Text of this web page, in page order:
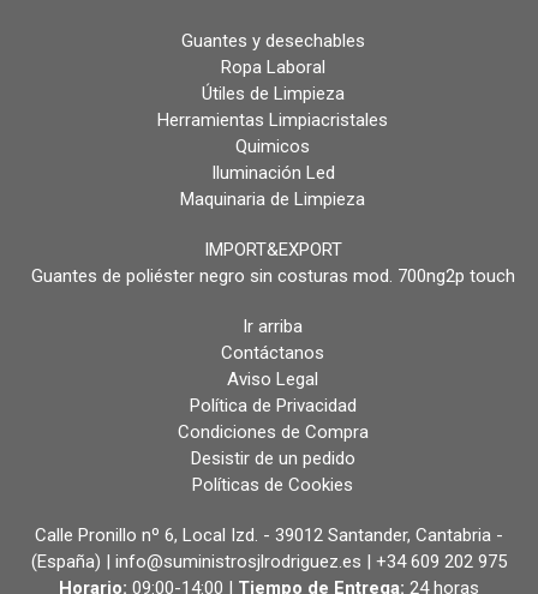
Guantes y desechables
Ropa Laboral
Útiles de Limpieza
Herramientas Limpiacristales
Quimicos
Iluminación Led
Maquinaria de Limpieza
IMPORT&EXPORT
Guantes de poliéster negro sin costuras mod. 700ng2p touch
Ir arriba
Contáctanos
Aviso Legal
Política de Privacidad
Condiciones de Compra
Desistir de un pedido
Políticas de Cookies
Calle Pronillo nº 6, Local Izd. - 39012 Santander, Cantabria -
(España) | info@suministrosjlrodriguez.es | +34 609 202 975
Horario: 09:00-14:00 | Tiempo de Entrega: 24 horas